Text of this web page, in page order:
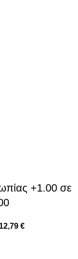
+1.00 σε
12,79 €